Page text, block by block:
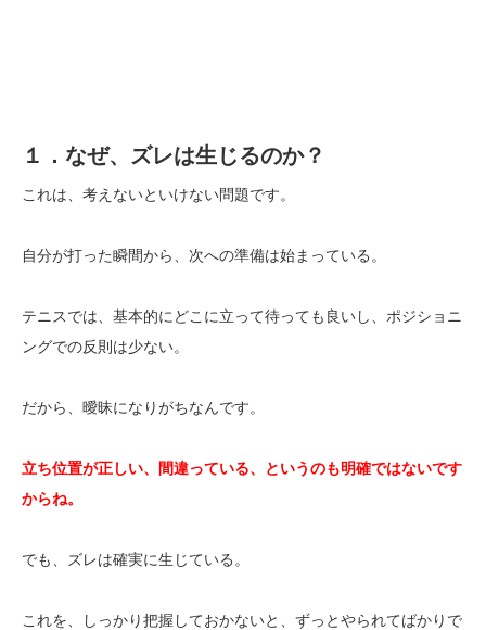
１．なぜ、ズレは生じるのか？
これは、考えないといけない問題です。
自分が打った瞬間から、次への準備は始まっている。
テニスでは、基本的にどこに立って待っても良いし、ポジショニ
ングでの反則は少ない。
だから、曖昧になりがちなんです。
立ち位置が正しい、間違っている、というのも明確ではないです
からね。
でも、ズレは確実に生じている。
これを、しっかり把握しておかないと、ずっとやられてばかりで